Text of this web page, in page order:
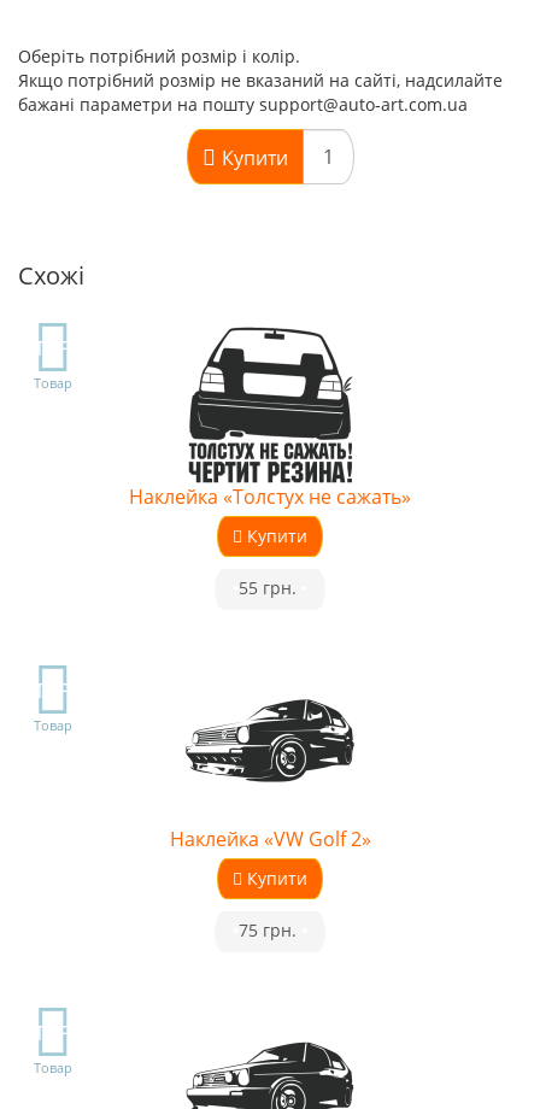
Оберіть потрібний розмір і колір.
Якщо потрібний розмір не вказаний на сайті, надсилайте
бажані параметри на пошту support@auto-art.com.ua
Купити
Схожі
TOP
Товар
Наклейка «Толстух не сажать»
Купити
55 грн.
TOP
Товар
Наклейка «VW Golf 2»
Купити
75 грн.
TOP
Товар